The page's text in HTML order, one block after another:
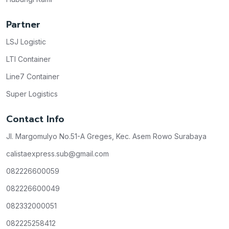
Partner
LSJ Logistic
LTI Container
Line7 Container
Super Logistics
Contact Info
Jl. Margomulyo No.51-A Greges, Kec. Asem Rowo Surabaya
calistaexpress.sub@gmail.com
082226600059
082226600049
082332000051
082225258412